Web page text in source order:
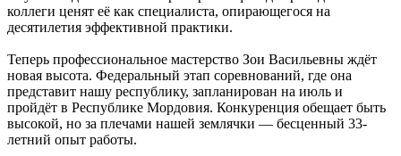
коллеги ценят её как специалиста, опирающегося на
десятилетия эффективной практики.
Теперь профессиональное мастерство Зои Васильевны ждёт
новая высота. Федеральный этап соревнований, где она
представит нашу республику, запланирован на июль и
пройдёт в Республике Мордовия. Конкуренция обещает быть
высокой, но за плечами нашей землячки — бесценный 33-
летний опыт работы.